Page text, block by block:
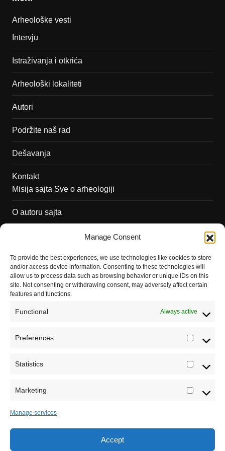
Manage Consent
To provide the best experiences, we use technologies like cookies to store
and/or access device information. Consenting to these technologies will
allow us to process data such as browsing behavior or unique IDs on this
site. Not consenting or withdrawing consent, may adversely affect certain
features and functions.
Functional Always active
Preferences
Statistics
Marketing
Manage services
Accept
Arheološke vesti
Intervju
Istraživanja i otkrića
Arheološki lokaliteti
Autori
Podržite naš rad
Dešavanja
Kontakt
Misija sajta Sve o arheologiji
O autoru sajta
Saradnja
Sva prava zadržava Sve o arheologiji 2019-2026